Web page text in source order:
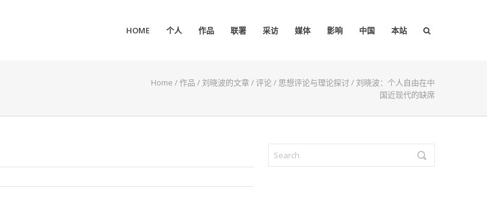
HOME 个人 作品 联署 采访 媒体 影响 中国 本站
Home /作品 /刘晓波的文章/评论/ 思想评论与理论探讨/刘晓波：个人自由在中
国近现代的缺席